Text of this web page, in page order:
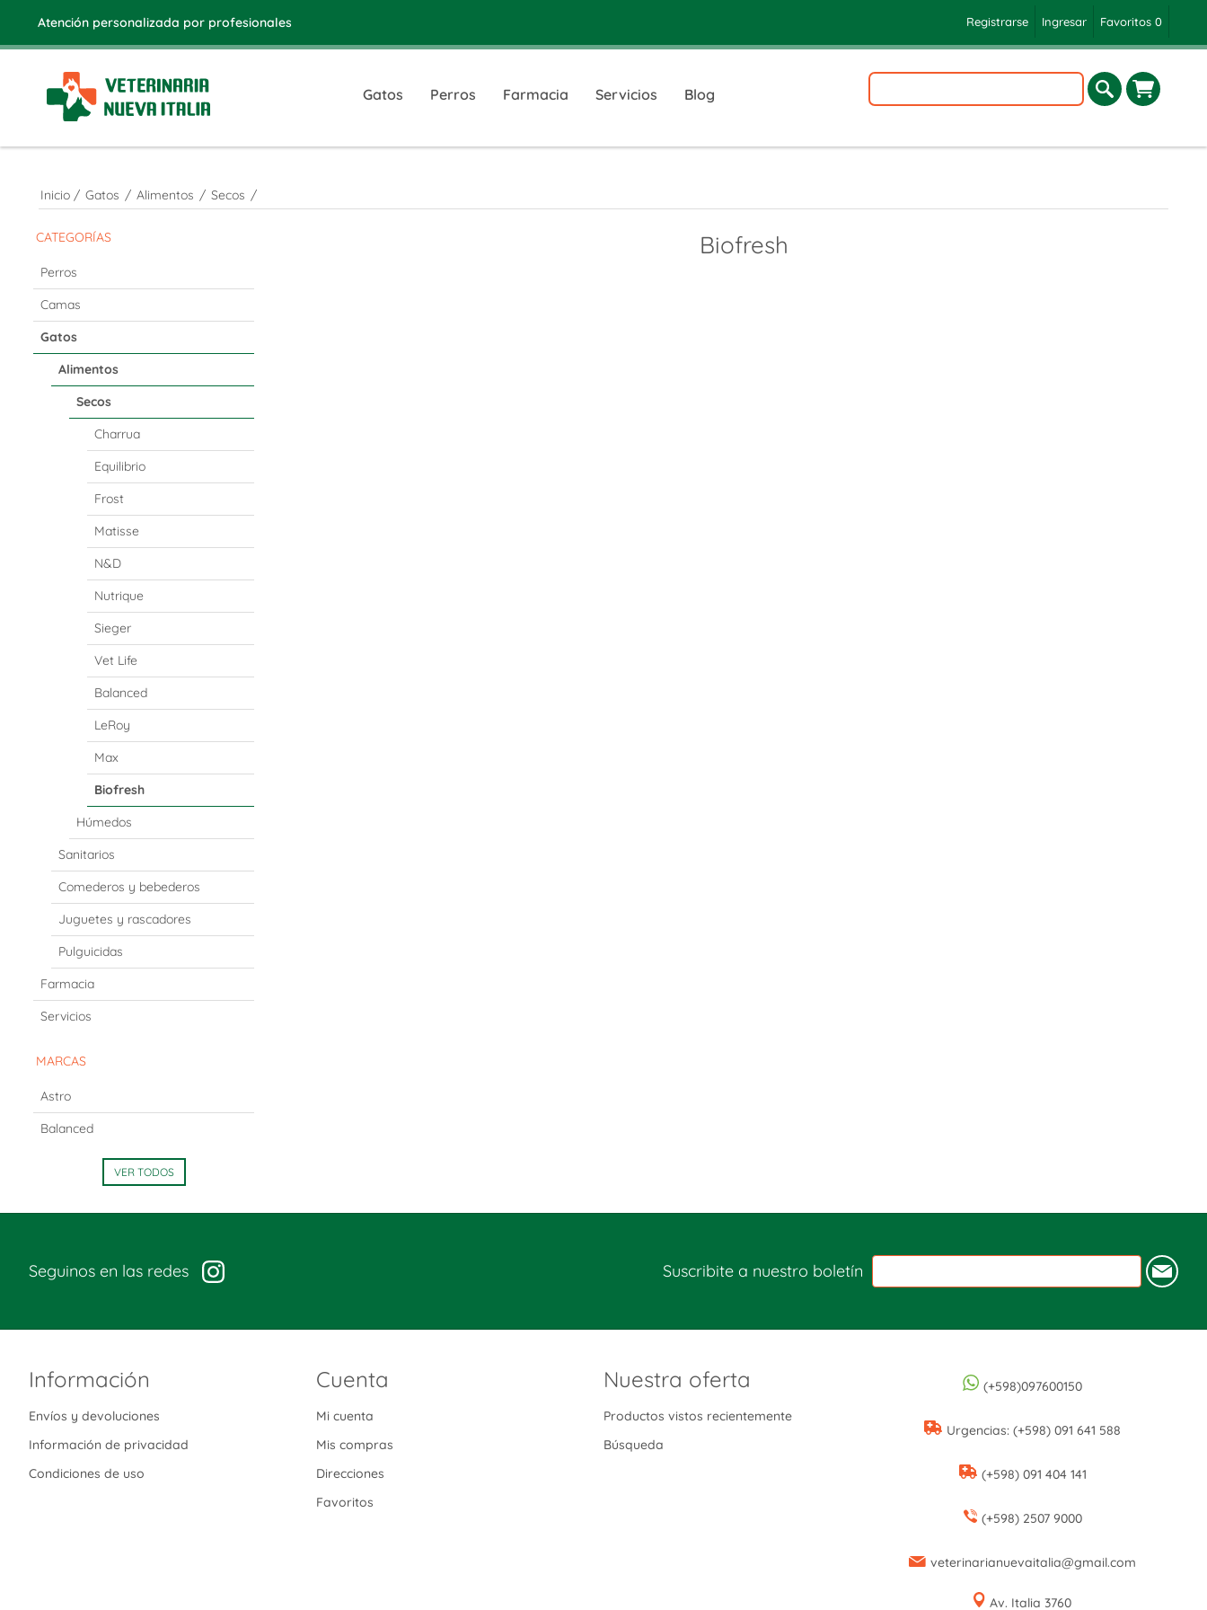
Registrarse Ingresar Favoritos 0
Atención personalizada por profesionales
Gatos Perros Farmacia Servicios Blog
Inicio / Gatos / Alimentos / Secos /
Biofresh
CATEGORÍAS
Perros
Camas
Gatos
Alimentos
Secos
Charrua
Equilibrio
Frost
Matisse
N&D
Nutrique
Sieger
Vet Life
Balanced
LeRoy
Max
Biofresh
Húmedos
Sanitarios
Comederos y bebederos
Juguetes y rascadores
Pulguicidas
Farmacia
Servicios
MARCAS
Astro
Balanced
VER TODOS
Seguinos en las redes Suscribite a nuestro boletín
Información
Envíos y devoluciones
Información de privacidad
Condiciones de uso
Cuenta
Mi cuenta
Mis compras
Direcciones
Favoritos
Nuestra oferta
Productos vistos recientemente
Búsqueda
(+598)097600150
Urgencias: (+598) 091 641 588
(+598) 091 404 141
(+598) 2507 9000
veterinarianuevaitalia@gmail.com
Av. Italia 3760